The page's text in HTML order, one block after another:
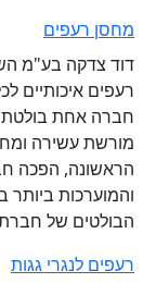
מחסן רעפים
דוד צדקה בע"מ
רעפים איכותיים
חברה אחת בולטת
מורשת עשירה
הראשונה, הפכה
והמוערכות ביותר
הבולטים של
רעפים לנגרי גגות